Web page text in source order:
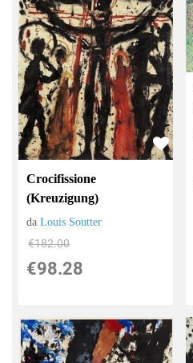
Crocifissione
(Kreuzigung)
daLouis Soutter
€182.00
€98.28